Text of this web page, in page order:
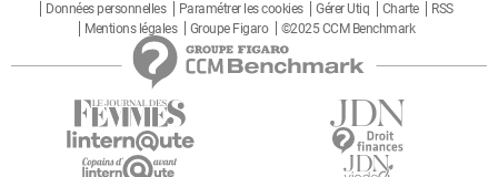
Données personnelles
Paramétrer les cookies Gérer Utiq Charte
RSS
Mentions légales
Groupe Figaro ©2025 CCM Benchmark